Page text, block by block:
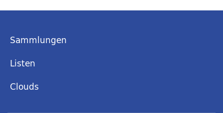
Sammlungen
Listen
Clouds